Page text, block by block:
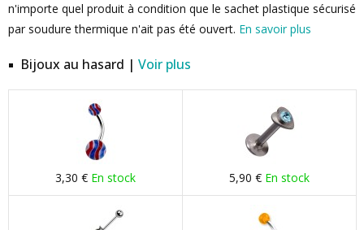
n'importe quel produit à condition que le sachet plastique sécurisé
par soudure thermique n'ait pas été ouvert. En savoir plus
Bijoux au hasard | Voir plus
3,30 € En stock 5,90 € En stock